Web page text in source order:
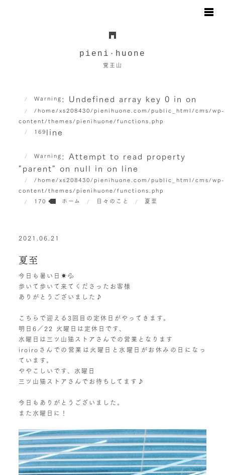
pieni ・huone
覚王山
Warning : Undefined array key 0 in
/home/xs208430/pienihuone.com/public_html/cms/wp-
content/themes/pienihuone/functions.php
on
line
169
Warning : Attempt to read property
"parent" on null in
/home/xs208430/pienihuone.com/public_html/cms/wp-
content/themes/pienihuone/functions.php
on line
170 ホーム 日々のこと 夏至
2021.06.21
夏至
今日も暑い日☀️💦
歩いて歩いて来てくださったお客様
ありがとうございました♪
こちらで迎える3回目の定休日がやってきます。
明日6／22 火曜日は定休日です、
水曜日は三ツ山猫ストアさんでの営業となります
iroiroさんでの営業は火曜日と水曜日がお休みの日になっ
ています。
ややこしいです、水曜日
三ツ山猫ストアさんでお待ちしてます♪
今日もありがとうございました。
また水曜日に！